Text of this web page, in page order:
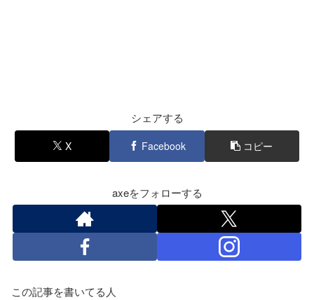
シェアする
X Facebook コピー
axeをフォローする
この記事を書いてる人